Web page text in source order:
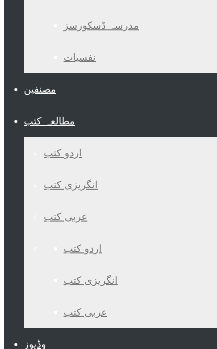
مدرسہ ڈسکورسز
نفسیات
مصنفین
مطالعہ کتب
اردو کتب
انگریزی کتب
عربی کتب
اردو کتب
انگریزی کتب
عربی کتب
وڈیوز